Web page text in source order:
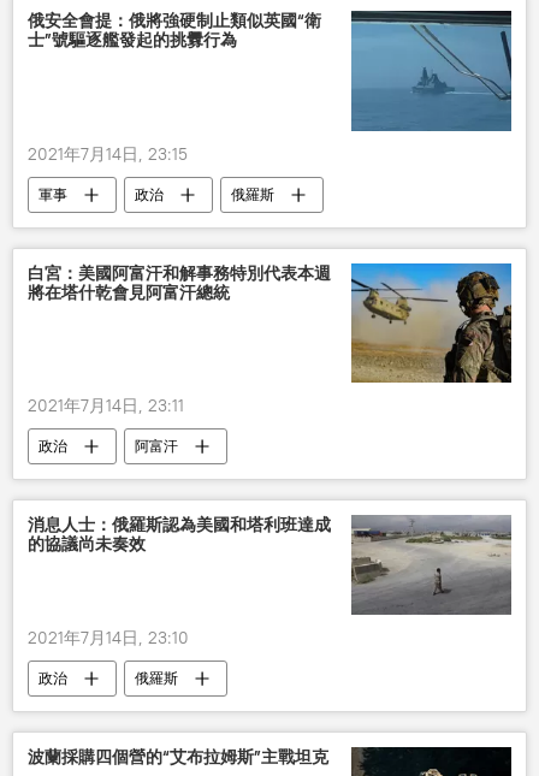
俄安全會提：俄將強硬制止類似英國“衛
士”號驅逐艦發起的挑釁行為
2021年7月14日, 23:15
軍事 政治 俄羅斯
白宮：美國阿富汗和解事務特別代表本週
將在塔什乾會見阿富汗總統
2021年7月14日, 23:11
政治 阿富汗
消息人士：俄羅斯認為美國和塔利班達成
的協議尚未奏效
2021年7月14日, 23:10
政治 俄羅斯
波蘭採購四個營的“艾布拉姆斯”主戰坦克